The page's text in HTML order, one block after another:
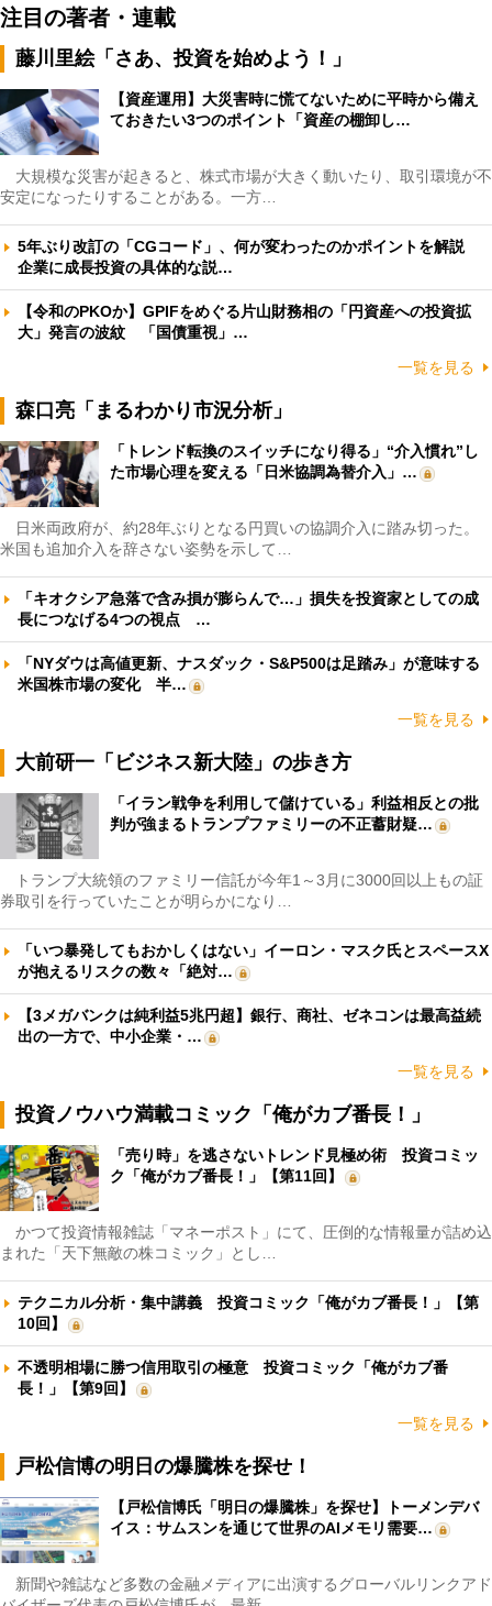
注目の著者・連載
藤川里絵「さあ、投資を始めよう！」
【資産運用】大災害時に慌てないために平時から備え
ておきたい3つのポイント「資産の棚卸し…
大規模な災害が起きると、株式市場が大きく動いたり、取引環境が不
安定になったりすることがある。一方…
5年ぶり改訂の「CGコード」、何が変わったのかポイントを解説
企業に成長投資の具体的な説…
【令和のPKOか】GPIFをめぐる片山財務相の「円資産への投資拡
大」発言の波紋 「国債重視」…
一覧を見る
森口亮「まるわかり市況分析」
「トレンド転換のスイッチになり得る」“介入慣れ”し
た市場心理を変える「日米協調為替介入」…
日米両政府が、約28年ぶりとなる円買いの協調介入に踏み切った。
米国も追加介入を辞さない姿勢を示して…
「キオクシア急落で含み損が膨らんで…」損失を投資家としての成
長につなげる4つの視点 …
「NYダウは高値更新、ナスダック・S&P500は足踏み」が意味する
米国株市場の変化 半…
一覧を見る
大前研一「ビジネス新大陸」の歩き方
「イラン戦争を利用して儲けている」利益相反との批
判が強まるトランプファミリーの不正蓄財疑…
トランプ大統領のファミリー信託が今年1～3月に3000回以上もの証
券取引を行っていたことが明らかになり…
「いつ暴発してもおかしくはない」イーロン・マスク氏とスペースX
が抱えるリスクの数々「絶対…
【3メガバンクは純利益5兆円超】銀行、商社、ゼネコンは最高益続
出の一方で、中小企業・…
一覧を見る
投資ノウハウ満載コミック「俺がカブ番長！」
「売り時」を逃さないトレンド見極め術 投資コミッ
ク「俺がカブ番長！」【第11回】
かつて投資情報雑誌「マネーポスト」にて、圧倒的な情報量が詰め込
まれた「天下無敵の株コミック」とし…
テクニカル分析・集中講義 投資コミック「俺がカブ番長！」【第
10回】
不透明相場に勝つ信用取引の極意 投資コミック「俺がカブ番
長！」【第9回】
一覧を見る
戸松信博の明日の爆騰株を探せ！
【戸松信博氏「明日の爆騰株」を探せ】トーメンデバ
イス：サムスンを通じて世界のAIメモリ需要…
新聞や雑誌など多数の金融メディアに出演するグローバルリンクアド